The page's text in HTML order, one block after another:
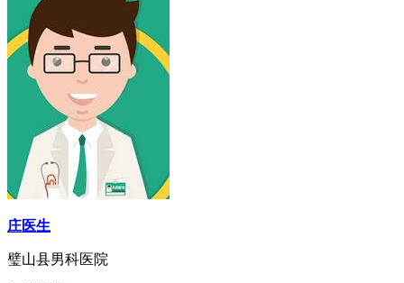
庄医生
璧山县男科医院